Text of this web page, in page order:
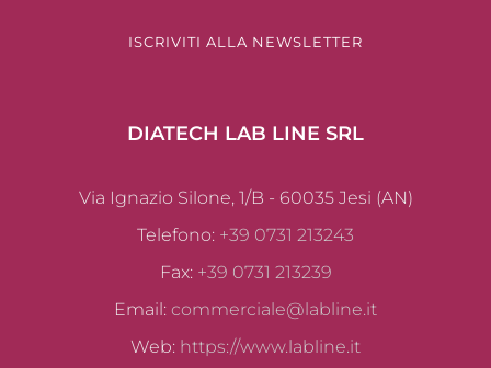
ISCRIVITI ALLA NEWSLETTER
DIATECH LAB LINE SRL
Via Ignazio Silone, 1/B - 60035 Jesi (AN)
Telefono: +39 0731 213243
Fax: +39 0731 213239
Email: commerciale@labline.it
Web: https://www.labline.it